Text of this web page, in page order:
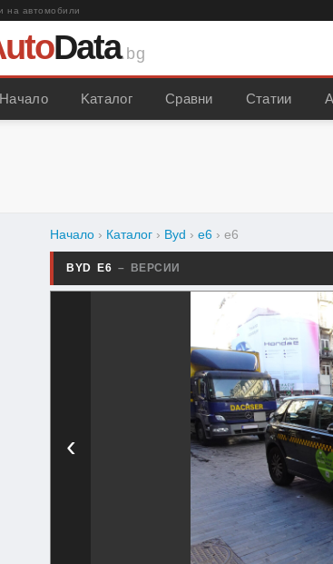
на автомобили
Data.bg
Начало Kаталог Сравни Статии
Начало › Каталог › Byd › e6 › e6
BYD E6 – ВЕРСИИ
‹